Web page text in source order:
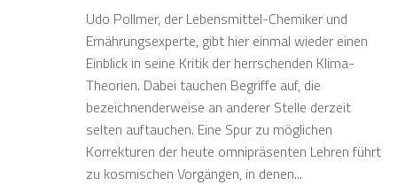
Udo Pollmer, der Lebensmittel-Chemiker und
Ernährungsexperte, gibt hier einmal wieder einen
Einblick in seine Kritik der herrschenden Klima-
Theorien. Dabei tauchen Begriffe auf, die
bezeichnenderweise an anderer Stelle derzeit
selten auftauchen. Eine Spur zu möglichen
Korrekturen der heute omnipräsenten Lehren führt
zu kosmischen Vorgängen, in denen...